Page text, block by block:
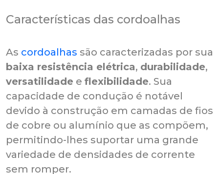
Características das cordoalhas
As cordoalhas são caracterizadas por sua
baixa resistência elétrica, durabilidade,
versatilidade e flexibilidade. Sua
capacidade de condução é notável
devido à construção em camadas de fios
de cobre ou alumínio que as compõem,
permitindo-lhes suportar uma grande
variedade de densidades de corrente
sem romper.